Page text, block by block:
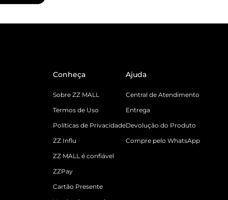
Conheça
Sobre ZZ MALL
Termos de Uso
Políticas de Privacidade
ZZ Influ
ZZ MALL é confiável
ZZPay
Cartão Presente
Ajuda
Central de Atendimento
Entrega
Devolução do Produto
Compre pelo WhatsApp